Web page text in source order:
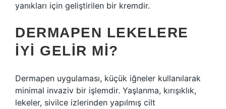
yanıkları için geliştirilen bir kremdir.
DERMAPEN LEKELERE
IYI GELIR MI?
Dermapen uygulaması, küçük iğneler kullanılarak
minimal invaziv bir işlemdir. Yaşlanma, kırışıklık,
lekeler, sivilce izlerinden yapılmış cilt